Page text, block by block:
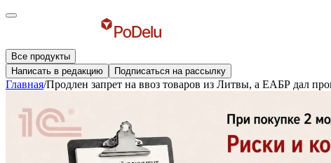
Все продукты
Написать в редакцию
Подписаться на рассылку
Главная/Продлен запрет на ввоз товаров из Литвы, а ЕАБР дал